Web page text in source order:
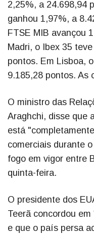
2,25%, a 24.698,94
ganhou 1,97%, a
FTSE MIB avançou
Madri, o Ibex 35
pontos. Em Lisboa,
9.185,28 pontos. As
O ministro das
Araghchi, disse que
está
comerciais durante
fogo em vigor entre
quinta-feira.
O presidente dos
Teerã concordou
e que o país persa